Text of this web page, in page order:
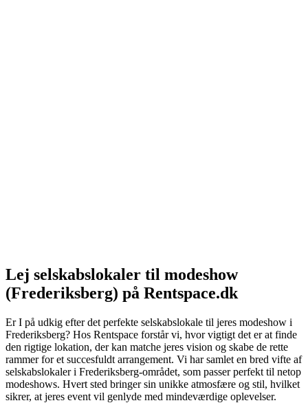
Lej selskabslokaler til modeshow
(Frederiksberg) på Rentspace.dk
Er I på udkig efter det perfekte selskabslokale til jeres modeshow i
Frederiksberg? Hos Rentspace forstår vi, hvor vigtigt det er at finde
den rigtige lokation, der kan matche jeres vision og skabe de rette
rammer for et succesfuldt arrangement. Vi har samlet en bred vifte af
selskabslokaler i Frederiksberg-området, som passer perfekt til netop
modeshows. Hvert sted bringer sin unikke atmosfære og stil, hvilket
sikrer, at jeres event vil genlyde med mindeværdige oplevelser.